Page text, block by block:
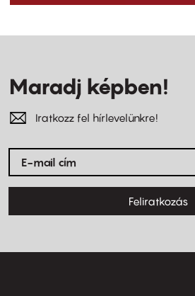
Maradj képben!
Iratkozz fel hírlevelünkre!
Feliratkozás